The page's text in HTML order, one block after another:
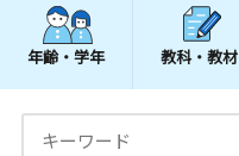
年齢・学年 教科・教材